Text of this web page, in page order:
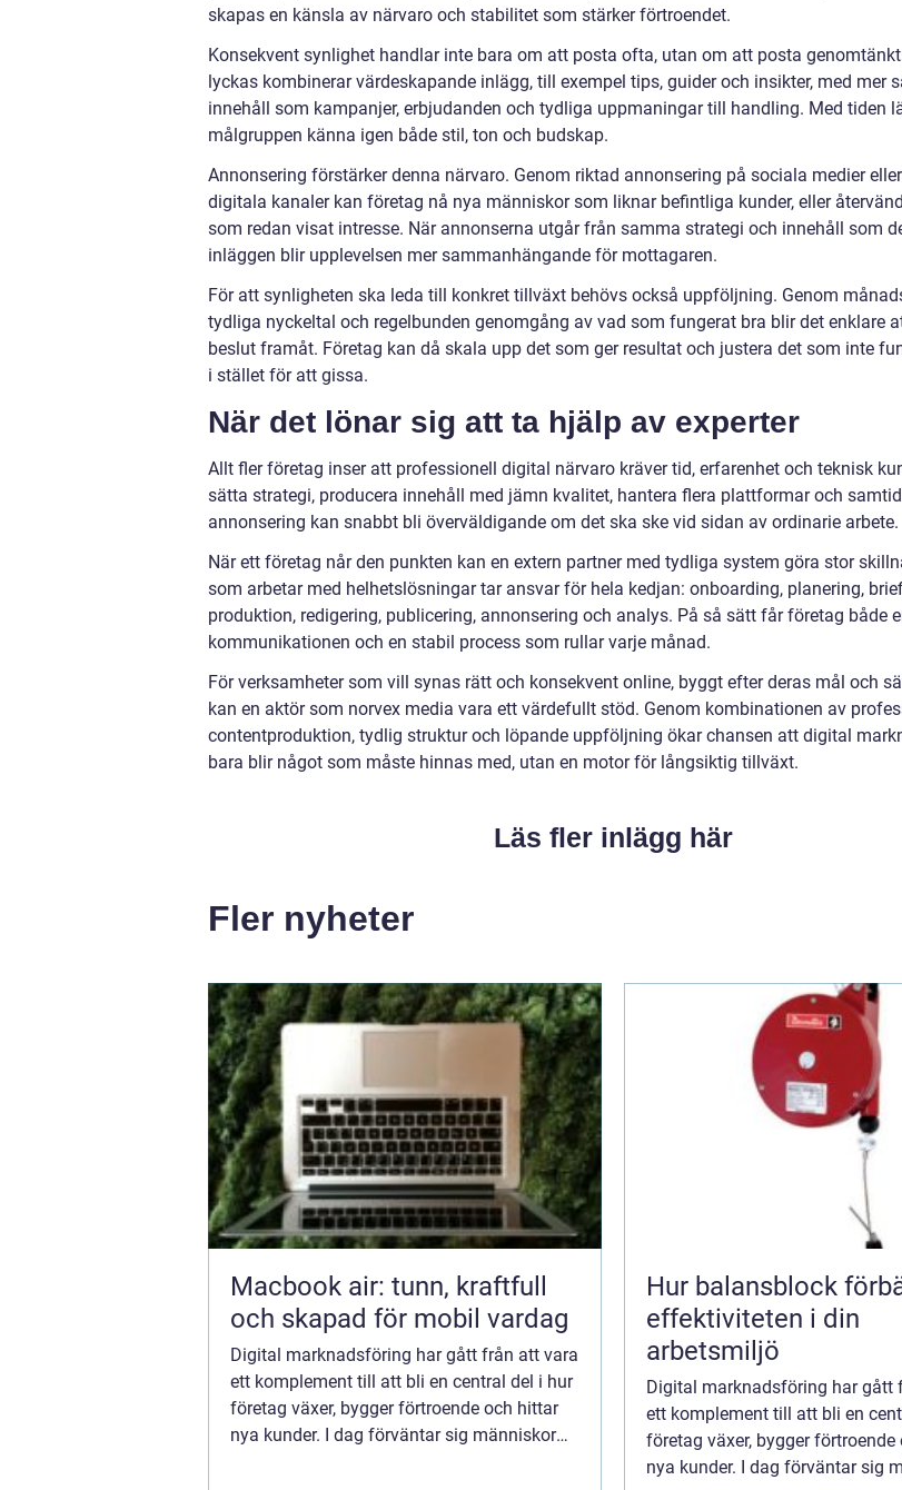
skapas en känsla av närvaro och stabilitet som stärker förtroendet.
Konsekvent synlighet handlar inte bara om att posta ofta, utan om att posta
lyckas kombinerar värdeskapande inlägg, till exempel tips, guider och insikter, med mer
innehåll som kampanjer, erbjudanden och tydliga uppmaningar till handling. Med tiden
målgruppen känna igen både stil, ton och budskap.
Annonsering förstärker denna närvaro. Genom riktad annonsering på sociala medier
digitala kanaler kan företag nå nya människor som liknar befintliga kunder, eller
som redan visat intresse. När annonserna utgår från samma strategi och innehåll som
inläggen blir upplevelsen mer sammanhängande för mottagaren.
För att synligheten ska leda till konkret tillväxt behövs också uppföljning. Genom
tydliga nyckeltal och regelbunden genomgång av vad som fungerat bra blir det enklare
beslut framåt. Företag kan då skala upp det som ger resultat och justera det som inte
i stället för att gissa.
När det lönar sig att ta hjälp av experter
Allt fler företag inser att professionell digital närvaro kräver tid, erfarenhet och teknisk
sätta strategi, producera innehåll med jämn kvalitet, hantera flera plattformar och
annonsering kan snabbt bli överväldigande om det ska ske vid sidan av ordinarie arbete.
När ett företag når den punkten kan en extern partner med tydliga system göra stor
som arbetar med helhetslösningar tar ansvar för hela kedjan: onboarding, planering,
produktion, redigering, publicering, annonsering och analys. På så sätt får företag både
kommunikationen och en stabil process som rullar varje månad.
För verksamheter som vill synas rätt och konsekvent online, byggt efter deras mål och
kan en aktör som norvex media vara ett värdefullt stöd. Genom kombinationen av
contentproduktion, tydlig struktur och löpande uppföljning ökar chansen att digital
bara blir något som måste hinnas med, utan en motor för långsiktig tillväxt.
Läs fler inlägg här
Fler nyheter
Macbook air: tunn, kraftfull
och skapad för mobil vardag
Digital marknadsföring har gått från att vara
ett komplement till att bli en central del i hur
företag växer, bygger förtroende och hittar
nya kunder. I dag förväntar sig människor
Hur balansblock
effektiviteten i din
arbetsmiljö
Digital marknadsföring har gått
ett komplement till att bli en
företag växer, bygger
nya kunder. I dag förväntar sig